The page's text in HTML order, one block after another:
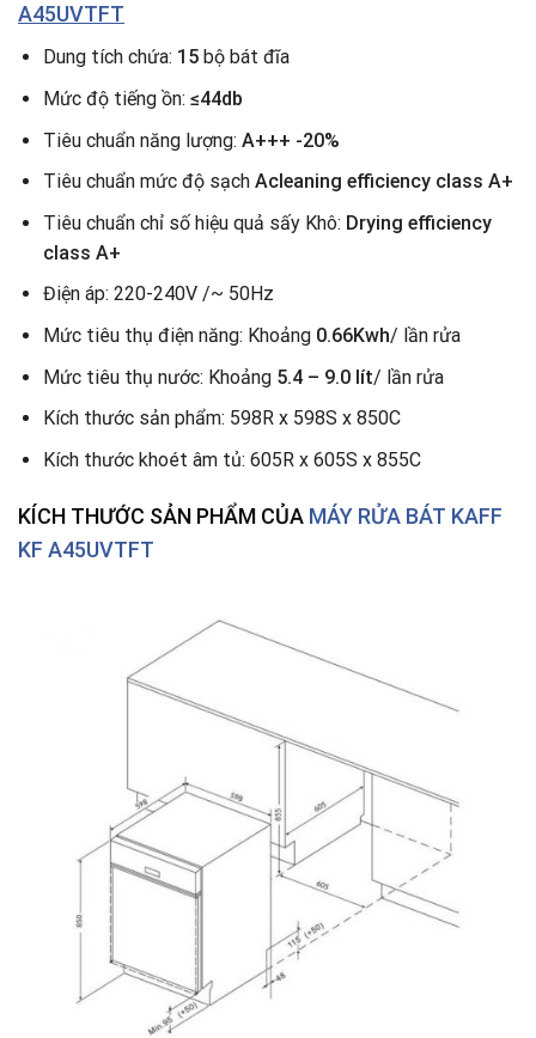
A45UVTFT
Dung tích chứa: 15 bộ bát đĩa
Mức độ tiếng ồn: ≤44db
Tiêu chuẩn năng lượng: A+++ -20%
Tiêu chuẩn mức độ sạch Acleaning efficiency class A+
Tiêu chuẩn chỉ số hiệu quả sấy Khô: Drying efficiency
class A+
Điện áp: 220-240V /~ 50Hz
Mức tiêu thụ điện năng: Khoảng 0.66Kwh/ lần rửa
Mức tiêu thụ nước: Khoảng 5.4 – 9.0 lít/ lần rửa
Kích thước sản phẩm: 598R x 598S x 850C
Kích thước khoét âm tủ: 605R x 605S x 855C
KÍCH THƯỚC SẢN PHẨM CỦA MÁY RỬA BÁT KAFF
KF A45UVTFT